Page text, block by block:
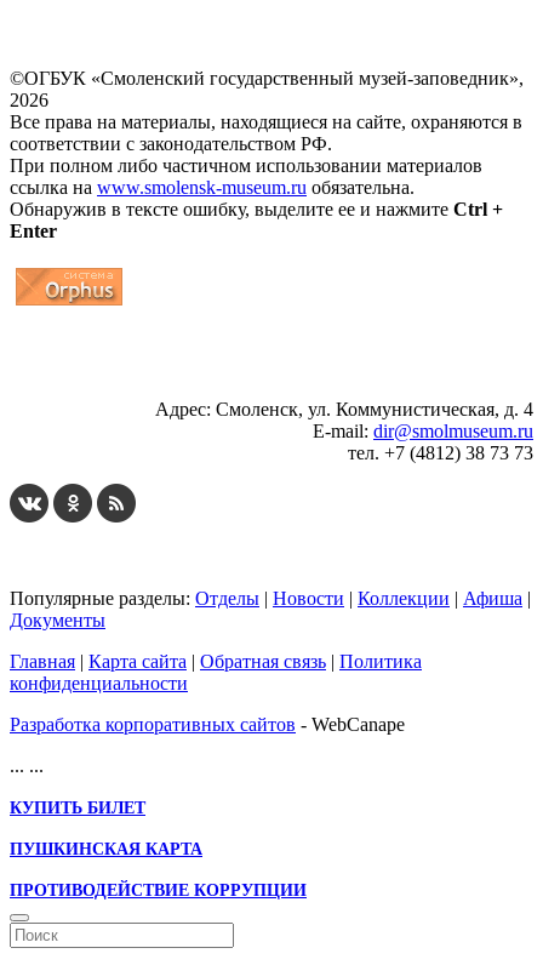
©ОГБУК «Смоленский государственный музей-заповедник»,
2026
Все права на материалы, находящиеся на сайте, охраняются в
соответствии с законодательством РФ.
При полном либо частичном использовании материалов
ссылка на www.smolensk-museum.ru обязательна.
Обнаружив в тексте ошибку, выделите ее и нажмите Ctrl +
Enter
Адрес: Смоленск, ул. Коммунистическая, д. 4
E-mail: dir@smolmuseum.ru
тел. +7 (4812) 38 73 73
Популярные разделы: Отделы | Новости | Коллекции | Афиша |
Документы
Главная | Карта сайта | Обратная связь | Политика
конфиденциальности
Разработка корпоративных сайтов - WebCanape
... ...
КУПИТЬ БИЛЕТ
ПУШКИНСКАЯ КАРТА
ПРОТИВОДЕЙСТВИЕ КОРРУПЦИИ